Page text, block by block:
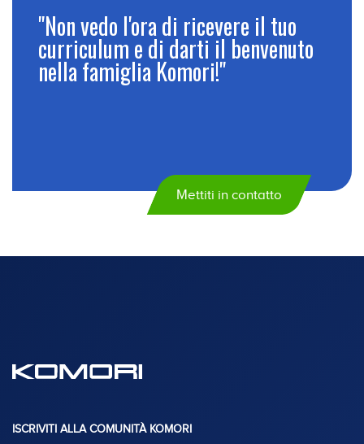
"Non vedo l'ora di ricevere il tuo
curriculum e di darti il ​​benvenuto
nella famiglia Komori!"
Mettiti in contatto
ISCRIVITI ALLA COMUNITÀ KOMORI